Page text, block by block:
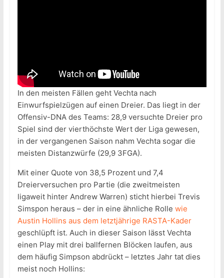
In den meisten Fällen geht Vechta nach
Einwurfspielzügen auf einen Dreier. Das liegt in der
Offensiv-DNA des Teams: 28,9 versuchte Dreier pro
Spiel sind der vierthöchste Wert der Liga gewesen,
in der vergangenen Saison nahm Vechta sogar die
meisten Distanzwürfe (29,9 3FGA).
Mit einer Quote von 38,5 Prozent und 7,4
Dreierversuchen pro Partie (die zweitmeisten
ligaweit hinter Andrew Warren) sticht hierbei Trevis
Simspon heraus – der in eine ähnliche Rolle wie
Austin Hollins aus dem letztjährige RASTA-Kader
geschlüpft ist. Auch in dieser Saison lässt Vechta
einen Play mit drei ballfernen Blöcken laufen, aus
dem häufig Simpson abdrückt – letztes Jahr tat dies
meist noch Hollins: